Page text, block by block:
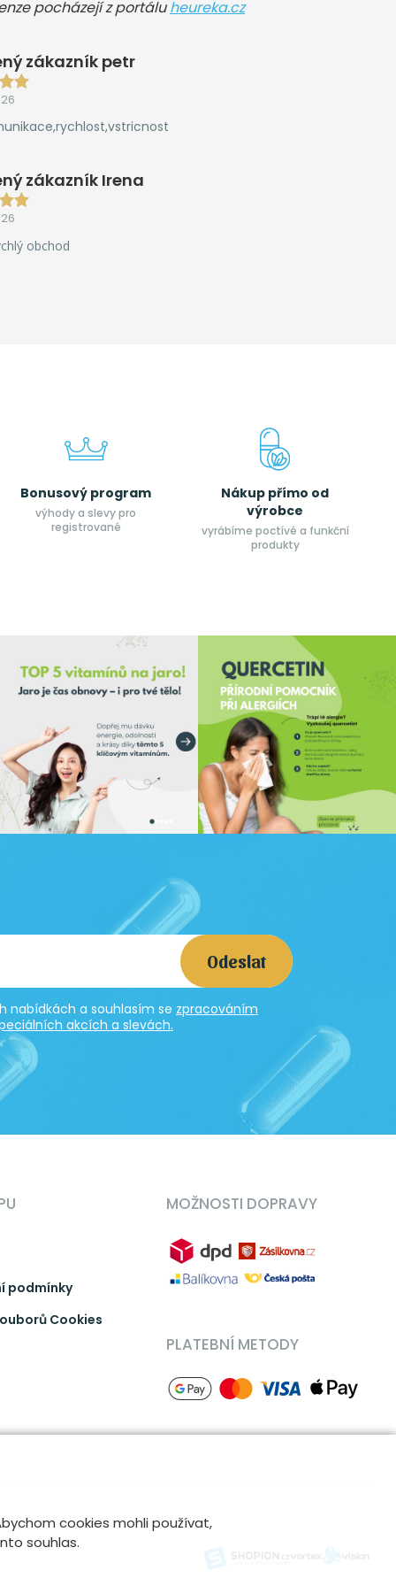
pocházejí z portáluheureka.cz
zákazník petr
zákazník Irena
obchod
Bonusový program
výhody a slevy pro
registrované
Nákup přímo od
výrobce
vyrábíme poctívé a funkční
produkty
Odeslat
nabídkách a souhlasím se zpracováním
akcích a slevách.
podmínky
Cookies
MOŽNOSTI DOPRAVY
PLATEBNÍ METODY
cookies mohli používat,
souhlas.